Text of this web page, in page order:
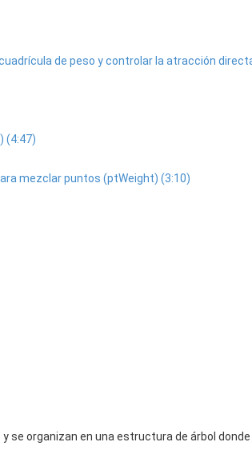
de peso y controlar la atracción
(4:47)
mezclar puntos (ptWeight) (3:10)
se organizan en una estructura de árbol